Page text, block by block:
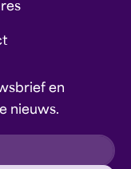
en
nieuws.